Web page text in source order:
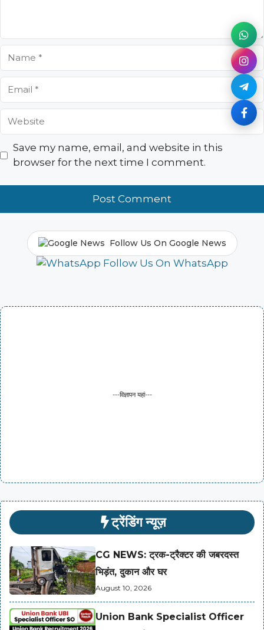
Name
Email
Website
Save my name, email, and website in this
browser for the next time I comment.
Follow Us On Google News
Follow Us On WhatsApp
---विज्ञापन यहां---
ट्रेंडिंग न्यूज़
CG NEWS: ट्रक-ट्रैक्टर की जबरदस्त
भिड़ंत, दुकान और घर
August 10, 2026
Union Bank Specialist Officer